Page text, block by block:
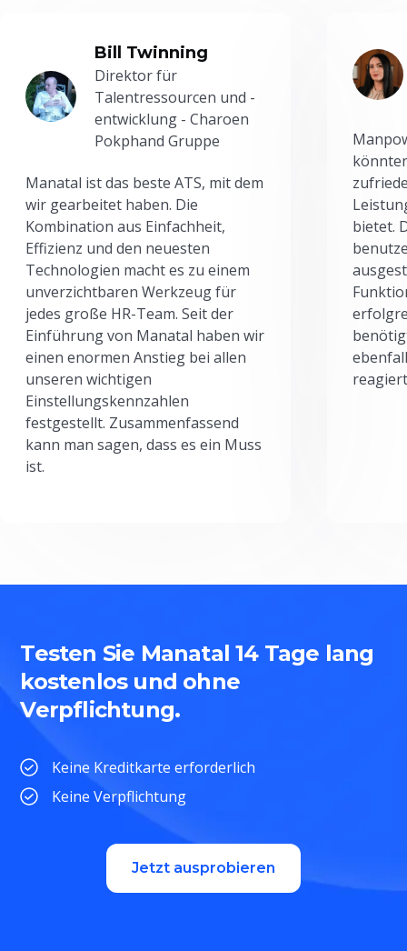
Bill Twinning
Direktor für
Talentressourcen und -
entwicklung - Charoen
Pokphand Gruppe
Manatal ist das beste ATS, mit dem
wir gearbeitet haben. Die
Kombination aus Einfachheit,
Effizienz und den neuesten
Technologien macht es zu einem
unverzichtbaren Werkzeug für
jedes große HR-Team. Seit der
Einführung von Manatal haben wir
einen enormen Anstieg bei allen
unseren wichtigen
Einstellungskennzahlen
festgestellt. Zusammenfassend
kann man sagen, dass es ein Muss
ist.
bietet.
Testen Sie Manatal 14 Tage lang
kostenlos und ohne
Verpflichtung.
Keine Kreditkarte erforderlich
Keine Verpflichtung
Jetzt ausprobieren